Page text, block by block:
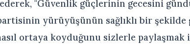
"Güvenlik güçlerinin gecesini
yürüyüşünün sağlıklı bir şekilde
ortaya koyduğunu sizlerle paylaşmak